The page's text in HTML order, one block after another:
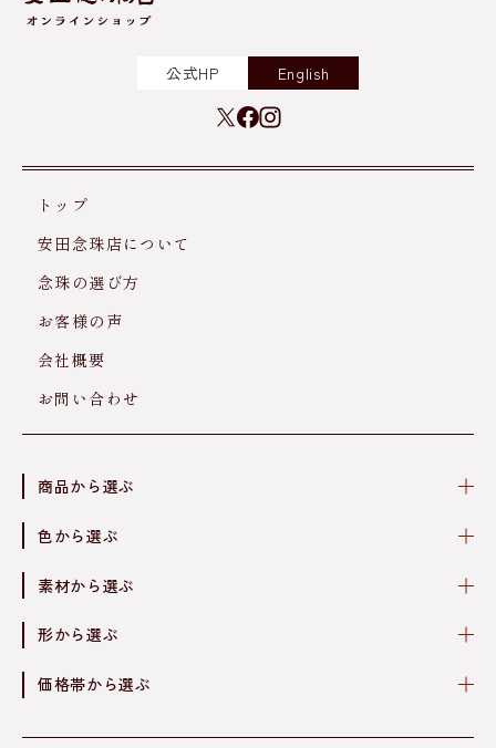
公式HP English
トップ
安田念珠店について
念珠の選び方
お客様の声
会社概要
お問い合わせ
商品から選ぶ
色から選ぶ
素材から選ぶ
形から選ぶ
価格帯から選ぶ